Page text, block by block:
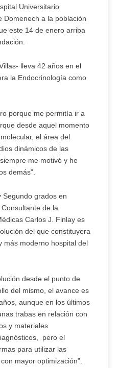
Universitario
Domenech a la población
este 14 de enero arriba
lleva 42 años en el
la Endocrinología como
porque me permitía ir a
desde aquel momento
el área del
dinámicos de las
me motivó y he
demás”.
Segundo grados en
de la
Carlos J. Finlay es
del que constituyera
más moderno hospital del
desde el punto de
del mismo, el avance es
aunque en los últimos
trabas en relación con
y materiales
pero el
para utilizar las
mayor optimización”.